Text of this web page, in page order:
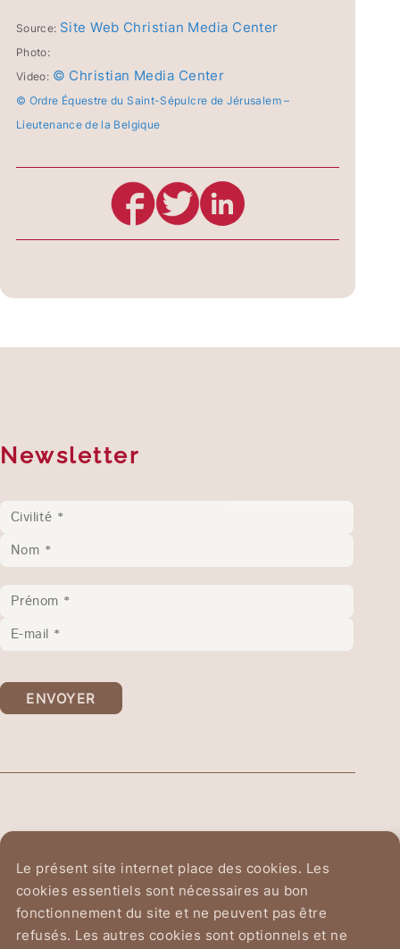
Source: Site Web Christian Media Center
Photo:
Video: © Christian Media Center
© Ordre Équestre du Saint-Sépulcre de Jérusalem –
Lieutenance de la Belgique
Saint-Sépulcre de Jérusalem
Avenue du Chant d'Oiseau 2
1150 Bruxelles
Newsletter
ENVOYER
Le présent site internet place des cookies. Les
cookies essentiels sont nécessaires au bon
fonctionnement du site et ne peuvent pas être
refusés. Les autres cookies sont optionnels et ne